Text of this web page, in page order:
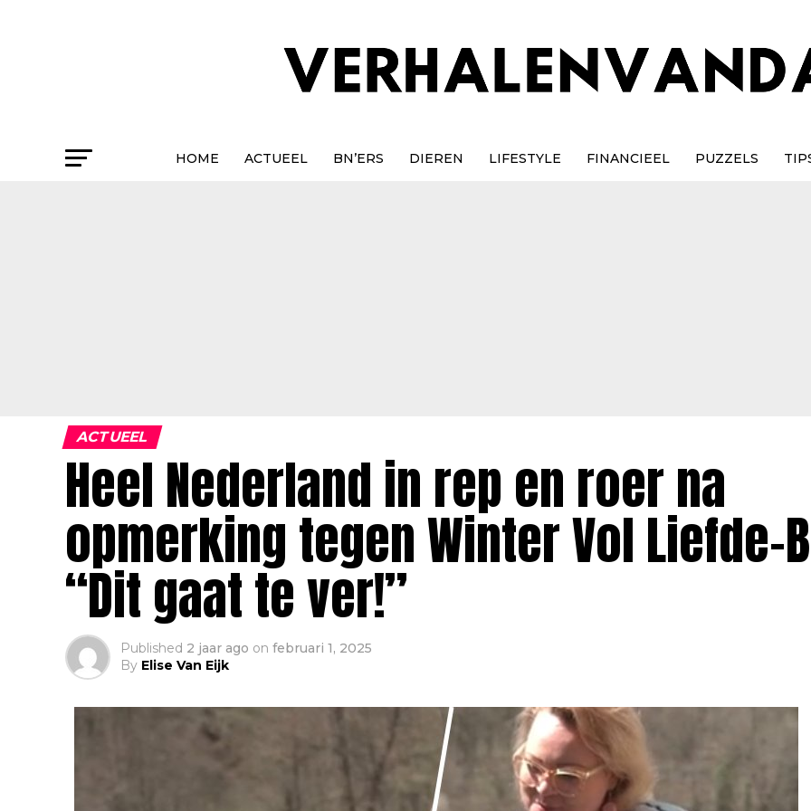
HOME ACTUEEL BN’ERS DIEREN LIFESTYLE FINANCIEEL PUZZELS
ACTUEEL
Heel Nederland in rep en roer na
opmerking tegen Winter Vol Liefde-
“Dit gaat te ver!”
Published 2 jaar ago on februari 1, 2025
By Elise Van Eijk